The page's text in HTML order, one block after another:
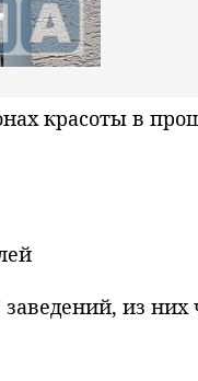
красоты в
из них